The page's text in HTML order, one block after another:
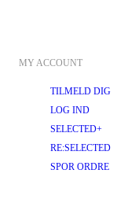
MY ACCOUNT
TILMELD DIG
LOG IND
SELECTED+
RE:SELECTED
SPOR ORDRE